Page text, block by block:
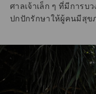
ศาลเจ้าเล็ก ๆ ที่มีการบ
ปกปักรักษาให้ผู้คนมีสุข